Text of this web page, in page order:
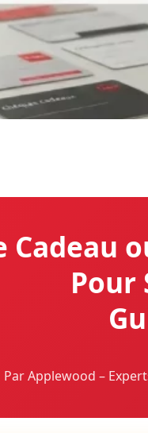
Cadeau
Pour
Par Applewood –